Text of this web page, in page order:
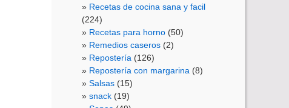
Recetas de cocina sana y facil
(224)
Recetas para horno (50)
Remedios caseros (2)
Repostería (126)
Repostería con margarina (8)
Salsas (15)
snack (19)